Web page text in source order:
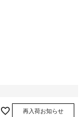
再入荷お知らせ